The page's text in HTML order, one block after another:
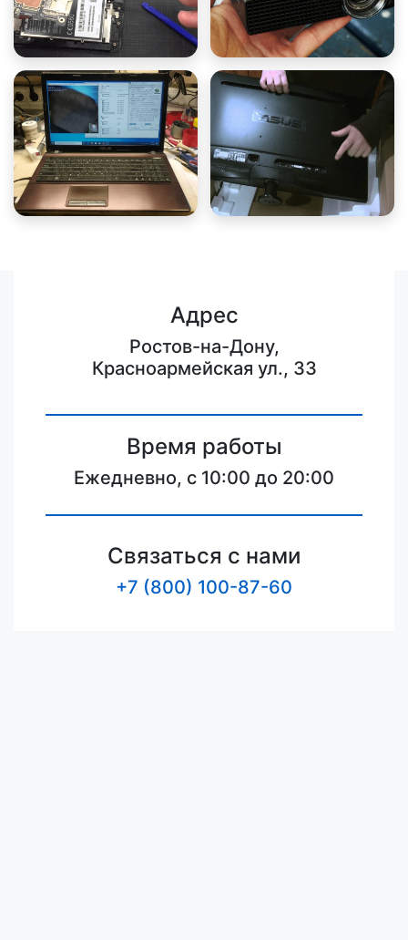
Адрес
Ростов-на-Дону,
Красноармейская ул., 33
Время работы
Ежедневно, с 10:00 до 20:00
Связаться с нами
+7 (800) 100-87-60